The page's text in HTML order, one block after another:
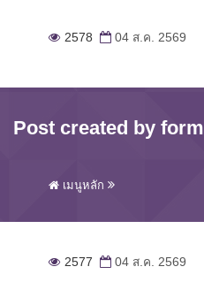
2578 04 ส.ค. 2569
Post created by form
เมนูหลัก
2577 04 ส.ค. 2569